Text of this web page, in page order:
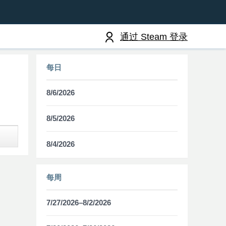
通过 Steam 登录
每日
8/6/2026
8/5/2026
8/4/2026
每周
7/27/2026–8/2/2026